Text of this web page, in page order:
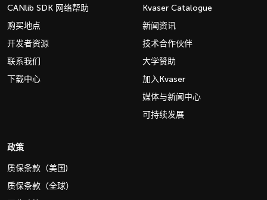
CANlib SDK 网络帮助
购买地点
开发者资源
联系我们
下载中心
Kvaser Catalogue
新闻资讯
技术合作伙伴
大学赞助
加入Kvaser
媒体与新闻中心
可持续发展
政策
质保条款（美国)
质保条款（全球）